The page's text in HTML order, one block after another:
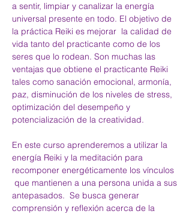
a sentir, limpiar y canalizar la energía
universal presente en todo. El objetivo de
la práctica Reiki es mejorar  la calidad de
vida tanto del practicante como de los
seres que lo rodean. Son muchas las
ventajas que obtiene el practicante Reiki
tales como sanación emocional, armonía,
paz, disminución de los niveles de stress,
optimización del desempeño y
potencialización de la creatividad.
En este curso aprenderemos a utilizar la
energía Reiki y la meditación para
recomponer energéticamente los vínculos
que mantienen a una persona unida a sus
antepasados.  Se busca generar
comprensión y reflexión acerca de la